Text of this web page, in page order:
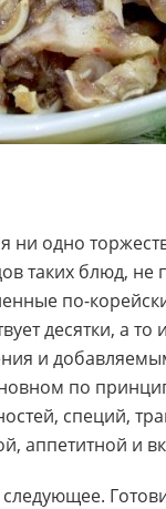
ни одно
таких блюд, не
по-
десятки, а то
и
по
специй,
аппетитной и